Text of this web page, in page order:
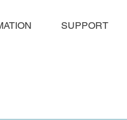
SUPPORT